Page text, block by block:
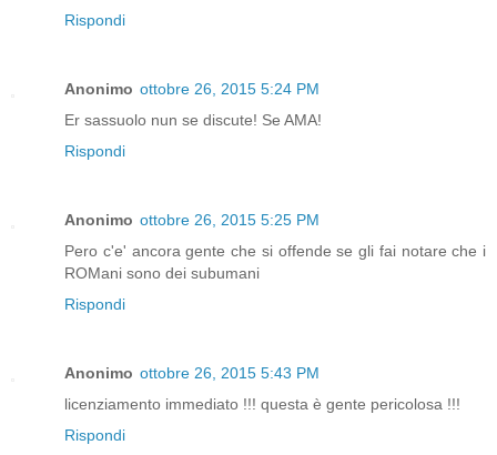
Rispondi
Anonimo ottobre 26, 2015 5:24 PM
Er sassuolo nun se discute! Se AMA!
Rispondi
Anonimo ottobre 26, 2015 5:25 PM
Pero c'e' ancora gente che si offende se gli fai notare che i
ROMani sono dei subumani
Rispondi
Anonimo ottobre 26, 2015 5:43 PM
licenziamento immediato !!! questa è gente pericolosa !!!
Rispondi